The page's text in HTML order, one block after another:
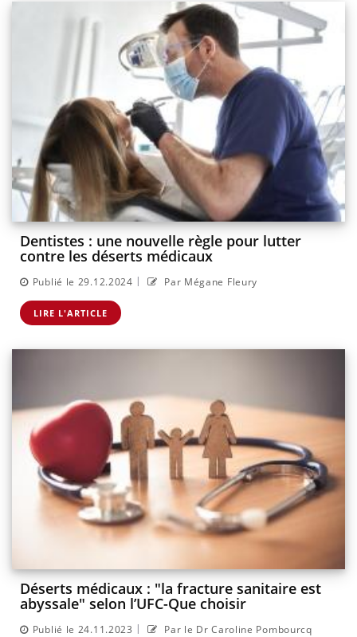
Dentistes : une nouvelle règle pour lutter
contre les déserts médicaux
Publié le 29.12.2024 | Par Mégane Fleury
LIRE L'ARTICLE
Déserts médicaux : "la fracture sanitaire est
abyssale" selon l’UFC-Que choisir
Publié le 24.11.2023 | Par le Dr Caroline Pombourcq